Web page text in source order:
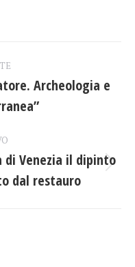
Archeologia e
di Venezia il dipinto
dal restauro